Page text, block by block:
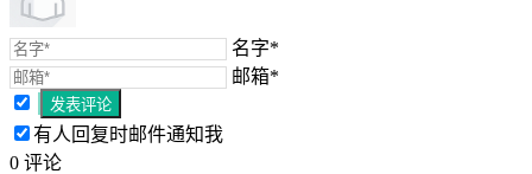
名字*
邮箱*
有人回复时邮件通知我
0 评论